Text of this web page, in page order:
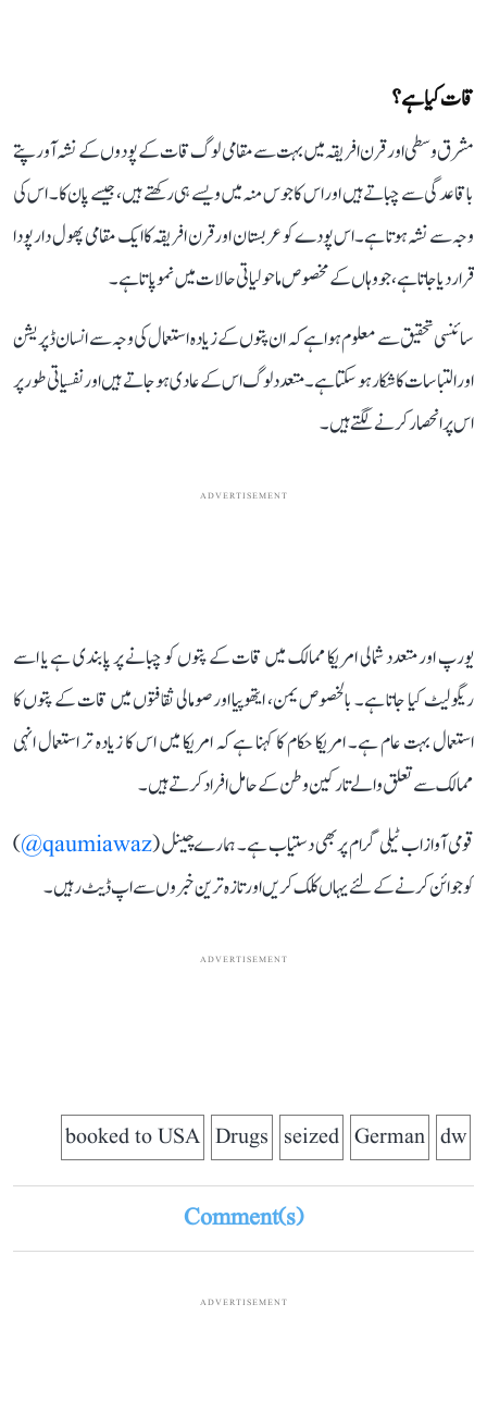
قات کیا ہے؟
مشرق وسطی اور قرن افریقہ میں بہت سے مقامی لوگ قات کے پودوں کے نشہ آور پتے
باقاعدگی سے چباتے ہیں اور اس کا جوس منہ میں ویسے ہی رکھتے ہیں، جیسے پان کا۔ اس کی
وجہ سے نشہ ہوتا ہے۔ اس پودے کو عربستان اور قرن افریقہ کا ایک مقامی پھول دار پودا
قرار دیا جاتا ہے، جو وہاں کے مخصوص ماحولیاتی حالات میں نمو پاتا ہے۔
سائنسی تحقیق سے معلوم ہوا ہے کہ ان پتوں کے زیادہ استعمال کی وجہ سے انسان ڈپریشن
اور التباسات کا شکار ہو سکتا ہے۔ متعدد لوگ اس کے عادی ہو جاتے ہیں اور نفسیاتی طور پر
اس پر انحصار کرنے لگتے ہیں۔
ADVERTISEMENT
یورپ اور متعدد شمالی امریکا ممالک میں قات کے پتوں کو چبانے پر پابندی ہے یا اسے
ریگولیٹ کیا جاتا ہے۔ بالخصوص یمن، ایتھوپیا اور صومالی ثقافتوں میں قات کے پتوں کا
استعمال بہت عام ہے۔ امریکا حکام کا کہنا ہے کہ امریکا میں اس کا زیادہ تر استعمال انہی
ممالک سے تعلق والے تارکین وطن کے حامل افراد کرتے ہیں۔
قومی آواز اب ٹیلی گرام پر بھی دستیاب ہے۔ ہمارے چینل (qaumiawaz@
)
کو جوائن کرنے کے لئے یہاں کلک کریں اور تازہ ترین خبروں سے اپ ڈیٹ رہیں۔
ADVERTISEMENT
dw
German
seized
Drugs
booked to USA
Comment(s)
ADVERTISEMENT